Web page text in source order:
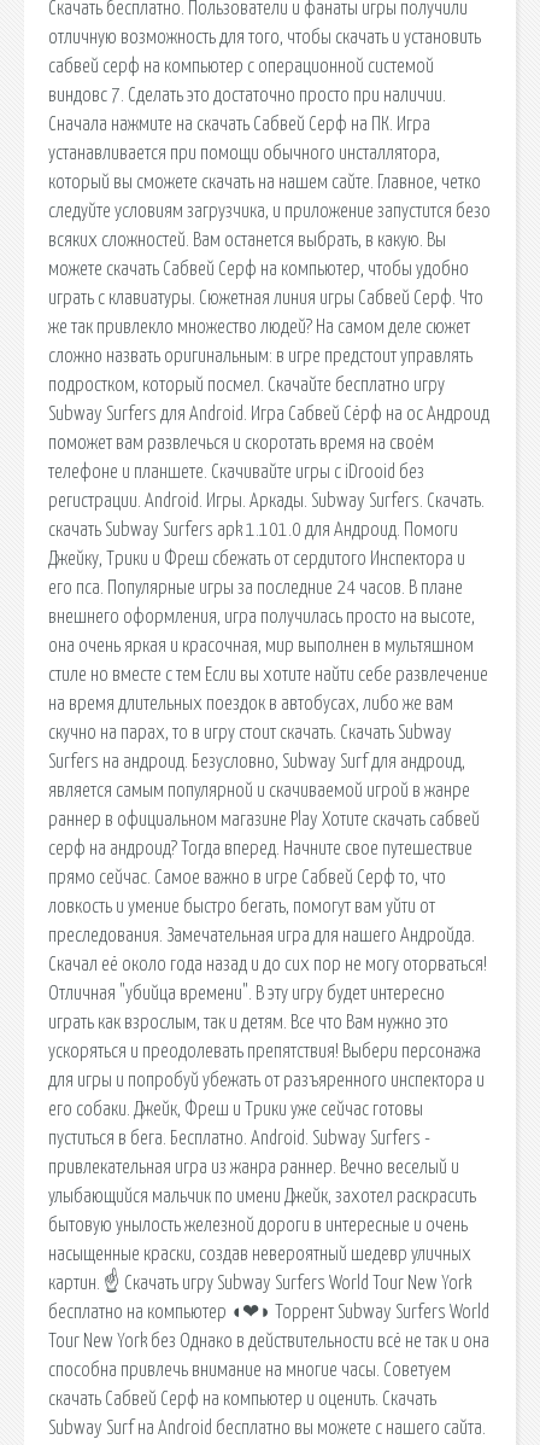
Скачать бесплатно. Пользователи и фанаты игры получили
отличную возможность для того, чтобы скачать и установить
сабвей серф на компьютер с операционной системой
виндовс 7. Сделать это достаточно просто при наличии.
Сначала нажмите на скачать Сабвей Серф на ПК. Игра
устанавливается при помощи обычного инсталлятора,
который вы сможете скачать на нашем сайте. Главное, четко
следуйте условиям загрузчика, и приложение запустится безо
всяких сложностей. Вам останется выбрать, в какую. Вы
можете скачать Сабвей Серф на компьютер, чтобы удобно
играть с клавиатуры. Сюжетная линия игры Сабвей Серф. Что
же так привлекло множество людей? На самом деле сюжет
сложно назвать оригинальным: в игре предстоит управлять
подростком, который посмел. Скачайте бесплатно игру
Subway Surfers для Android. Игра Cабвей Cёрф на ос Андроид
поможет вам развлечься и скоротать время на своём
телефоне и планшете. Скачивайте игры с iDrooid без
регистрации. Android. Игры. Аркады. Subway Surfers. Скачать.
скачать Subway Surfers apk 1.101.0 для Андроид. Помоги
Джейку, Трики и Фреш сбежать от сердитого Инспектора и
его пса. Популярные игры за последние 24 часов. В плане
внешнего оформления, игра получилась просто на высоте,
она очень яркая и красочная, мир выполнен в мультяшном
стиле но вместе с тем Если вы хотите найти себе развлечение
на время длительных поездок в автобусах, либо же вам
скучно на парах, то в игру стоит скачать. Скачать Subway
Surfers на андроид. Безусловно, Subway Surf для андроид,
является самым популярной и скачиваемой игрой в жанре
раннер в официальном магазине Play Хотите скачать сабвей
серф на андроид? Тогда вперед. Начните свое путешествие
прямо сейчас. Самое важно в игре Сабвей Серф то, что
ловкость и умение быстро бегать, помогут вам уйти от
преследования. Замечательная игра для нашего Андройда.
Скачал её около года назад и до сих пор не могу оторваться!
Отличная "убийца времени". В эту игру будет интересно
играть как взрослым, так и детям. Все что Вам нужно это
ускоряться и преодолевать препятствия! Выбери персонажа
для игры и попробуй убежать от разъяренного инспектора и
его собаки. Джейк, Фреш и Трики уже сейчас готовы
пуститься в бега. Бесплатно. Android. Subway Surfers -
привлекательная игра из жанра раннер. Вечно веселый и
улыбающийся мальчик по имени Джейк, захотел раскрасить
бытовую унылость железной дороги в интересные и очень
насыщенные краски, создав невероятный шедевр уличных
картин. ☝ Скачать игру Subway Surfers World Tour New York
бесплатно на компьютер ◖❤◗ Торрент Subway Surfers World
Tour New York без Однако в действительности всё не так и она
способна привлечь внимание на многие часы. Советуем
скачать Сабвей Серф на компьютер и оценить. Cкачать
Subway Surf на Android бесплатно вы можете с нашего сайта.